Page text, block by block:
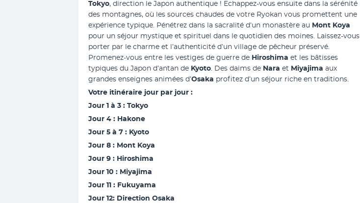
Tokyo, direction le Japon authentique ! Echappez-vous ensuite dans la sérénité
des montagnes, où les sources chaudes de votre Ryokan vous promettent une
expérience typique. Pénétrez dans la sacralité d’un monastère au
pour un séjour mystique et spirituel dans le quotidien des moines. Laissez-vous
porter par le charme et l’authenticité d’un village de pêcheur préservé.
Promenez-vous entre les vestiges de guerre de Hiroshima et les bâtisses
typiques du Japon d’antan de Kyoto. Des daims de Nara et Miyajima aux
grandes enseignes animées d’Osaka profitez d’un séjour riche en traditions.
Votre itinéraire jour par jour :
Jour 1 à 3 : Tokyo
Jour 4 : Hakone
Jour 5 à 7 : Kyoto
Jour 8 : Mont Koya
Jour 9 : Hiroshima
Jour 10 : Miyajima
Jour 11 : Fukuyama
Jour 12: Direction Osaka